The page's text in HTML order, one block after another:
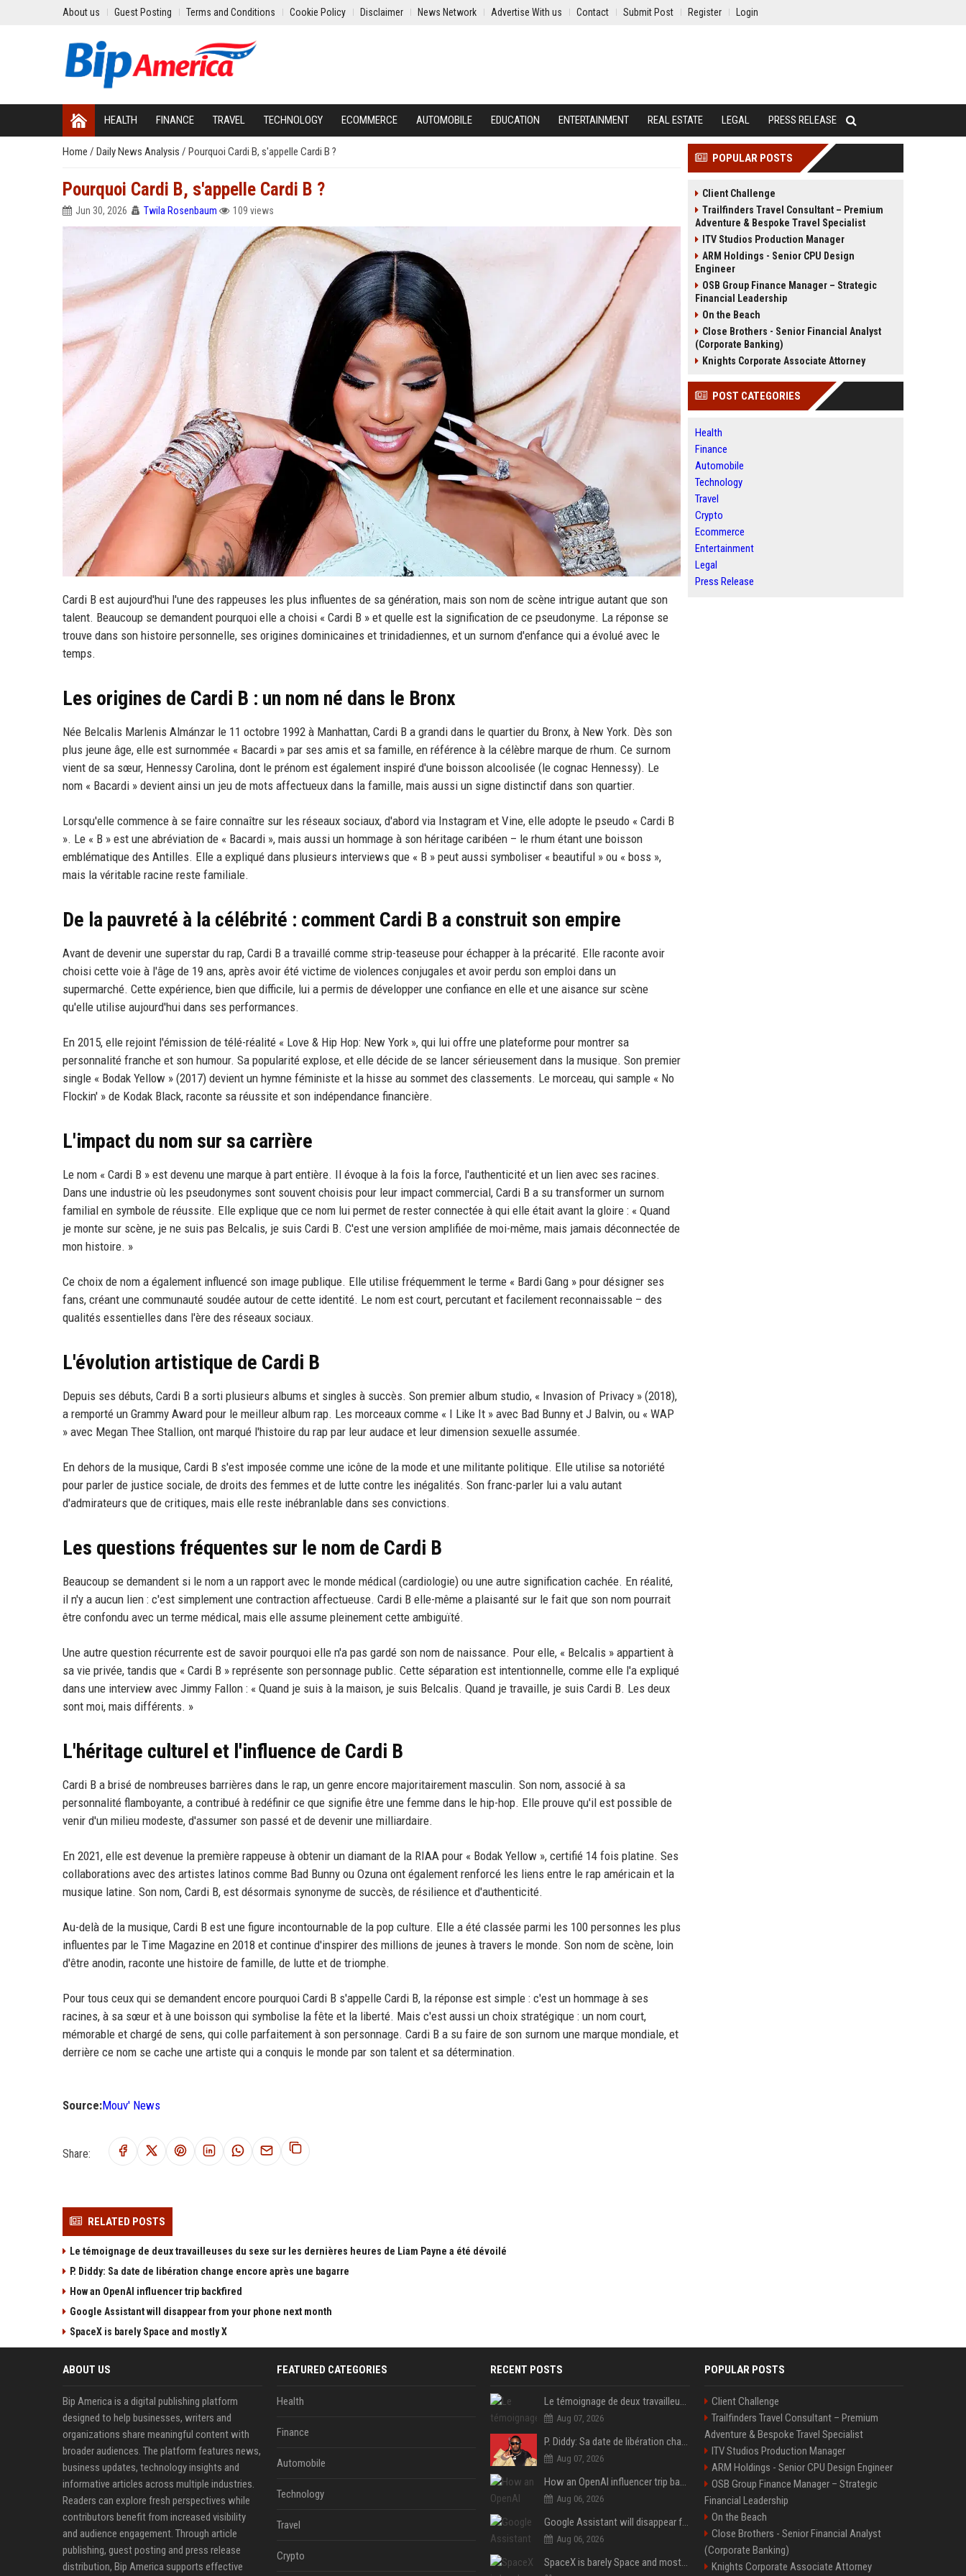
About us Guest Posting Terms and Conditions Cookie Policy Disclaimer News Network Advertise With us Contact Submit Post Register Login
HEALTH FINANCE TRAVEL TECHNOLOGY ECOMMERCE AUTOMOBILE EDUCATION ENTERTAINMENT REAL ESTATE LEGAL PRESS RELEASE
Home / Daily News Analysis / Pourquoi Cardi B, s'appelle Cardi B ?
Pourquoi Cardi B, s'appelle Cardi B ?
Jun 30, 2026 Twila Rosenbaum 109 views
Cardi B est aujourd'hui l'une des rappeuses les plus influentes de sa génération, mais son nom de scène intrigue autant que son
talent. Beaucoup se demandent pourquoi elle a choisi « Cardi B » et quelle est la signification de ce pseudonyme. La réponse se
trouve dans son histoire personnelle, ses origines dominicaines et trinidadiennes, et un surnom d'enfance qui a évolué avec le
temps.
Les origines de Cardi B : un nom né dans le Bronx
Née Belcalis Marlenis Almánzar le 11 octobre 1992 à Manhattan, Cardi B a grandi dans le quartier du Bronx, à New York. Dès son
plus jeune âge, elle est surnommée « Bacardi » par ses amis et sa famille, en référence à la célèbre marque de rhum. Ce surnom
vient de sa sœur, Hennessy Carolina, dont le prénom est également inspiré d'une boisson alcoolisée (le cognac Hennessy). Le
nom « Bacardi » devient ainsi un jeu de mots affectueux dans la famille, mais aussi un signe distinctif dans son quartier.
Lorsqu'elle commence à se faire connaître sur les réseaux sociaux, d'abord via Instagram et Vine, elle adopte le pseudo « Cardi B
». Le « B » est une abréviation de « Bacardi », mais aussi un hommage à son héritage caribéen – le rhum étant une boisson
emblématique des Antilles. Elle a expliqué dans plusieurs interviews que « B » peut aussi symboliser « beautiful » ou « boss »,
mais la véritable racine reste familiale.
De la pauvreté à la célébrité : comment Cardi B a construit son empire
Avant de devenir une superstar du rap, Cardi B a travaillé comme strip-teaseuse pour échapper à la précarité. Elle raconte avoir
choisi cette voie à l'âge de 19 ans, après avoir été victime de violences conjugales et avoir perdu son emploi dans un
supermarché. Cette expérience, bien que difficile, lui a permis de développer une confiance en elle et une aisance sur scène
qu'elle utilise aujourd'hui dans ses performances.
En 2015, elle rejoint l'émission de télé-réalité « Love & Hip Hop: New York », qui lui offre une plateforme pour montrer sa
personnalité franche et son humour. Sa popularité explose, et elle décide de se lancer sérieusement dans la musique. Son premier
single « Bodak Yellow » (2017) devient un hymne féministe et la hisse au sommet des classements. Le morceau, qui sample « No
Flockin' » de Kodak Black, raconte sa réussite et son indépendance financière.
L'impact du nom sur sa carrière
Le nom « Cardi B » est devenu une marque à part entière. Il évoque à la fois la force, l'authenticité et un lien avec ses racines.
Dans une industrie où les pseudonymes sont souvent choisis pour leur impact commercial, Cardi B a su transformer un surnom
familial en symbole de réussite. Elle explique que ce nom lui permet de rester connectée à qui elle était avant la gloire : « Quand
je monte sur scène, je ne suis pas Belcalis, je suis Cardi B. C'est une version amplifiée de moi-même, mais jamais déconnectée de
mon histoire. »
Ce choix de nom a également influencé son image publique. Elle utilise fréquemment le terme « Bardi Gang » pour désigner ses
fans, créant une communauté soudée autour de cette identité. Le nom est court, percutant et facilement reconnaissable – des
qualités essentielles dans l'ère des réseaux sociaux.
L'évolution artistique de Cardi B
Depuis ses débuts, Cardi B a sorti plusieurs albums et singles à succès. Son premier album studio, « Invasion of Privacy » (2018),
a remporté un Grammy Award pour le meilleur album rap. Les morceaux comme « I Like It » avec Bad Bunny et J Balvin, ou « WAP
» avec Megan Thee Stallion, ont marqué l'histoire du rap par leur audace et leur dimension sexuelle assumée.
En dehors de la musique, Cardi B s'est imposée comme une icône de la mode et une militante politique. Elle utilise sa notoriété
pour parler de justice sociale, de droits des femmes et de lutte contre les inégalités. Son franc-parler lui a valu autant
d'admirateurs que de critiques, mais elle reste inébranlable dans ses convictions.
Les questions fréquentes sur le nom de Cardi B
Beaucoup se demandent si le nom a un rapport avec le monde médical (cardiologie) ou une autre signification cachée. En réalité,
il n'y a aucun lien : c'est simplement une contraction affectueuse. Cardi B elle-même a plaisanté sur le fait que son nom pourrait
être confondu avec un terme médical, mais elle assume pleinement cette ambiguïté.
Une autre question récurrente est de savoir pourquoi elle n'a pas gardé son nom de naissance. Pour elle, « Belcalis » appartient à
sa vie privée, tandis que « Cardi B » représente son personnage public. Cette séparation est intentionnelle, comme elle l'a expliqué
dans une interview avec Jimmy Fallon : « Quand je suis à la maison, je suis Belcalis. Quand je travaille, je suis Cardi B. Les deux
sont moi, mais différents. »
L'héritage culturel et l'influence de Cardi B
Cardi B a brisé de nombreuses barrières dans le rap, un genre encore majoritairement masculin. Son nom, associé à sa
personnalité flamboyante, a contribué à redéfinir ce que signifie être une femme dans le hip-hop. Elle prouve qu'il est possible de
venir d'un milieu modeste, d'assumer son passé et de devenir une milliardaire.
En 2021, elle est devenue la première rappeuse à obtenir un diamant de la RIAA pour « Bodak Yellow », certifié 14 fois platine. Ses
collaborations avec des artistes latinos comme Bad Bunny ou Ozuna ont également renforcé les liens entre le rap américain et la
musique latine. Son nom, Cardi B, est désormais synonyme de succès, de résilience et d'authenticité.
Au-delà de la musique, Cardi B est une figure incontournable de la pop culture. Elle a été classée parmi les 100 personnes les plus
influentes par le Time Magazine en 2018 et continue d'inspirer des millions de jeunes à travers le monde. Son nom de scène, loin
d'être anodin, raconte une histoire de famille, de lutte et de triomphe.
Pour tous ceux qui se demandent encore pourquoi Cardi B s'appelle Cardi B, la réponse est simple : c'est un hommage à ses
racines, à sa sœur et à une boisson qui symbolise la fête et la liberté. Mais c'est aussi un choix stratégique : un nom court,
mémorable et chargé de sens, qui colle parfaitement à son personnage. Cardi B a su faire de son surnom une marque mondiale, et
derrière ce nom se cache une artiste qui a conquis le monde par son talent et sa détermination.
Source:Mouv' News
Share:
RELATED POSTS
Le témoignage de deux travailleuses du sexe sur les dernières heures de Liam Payne a été dévoilé
P. Diddy: Sa date de libération change encore après une bagarre
How an OpenAI influencer trip backfired
Google Assistant will disappear from your phone next month
SpaceX is barely Space and mostly X
POPULAR POSTS
Client Challenge
Trailfinders Travel Consultant – Premium
Adventure & Bespoke Travel Specialist
ITV Studios Production Manager
ARM Holdings - Senior CPU Design
Engineer
OSB Group Finance Manager – Strategic
Financial Leadership
On the Beach
Close Brothers - Senior Financial Analyst
(Corporate Banking)
Knights Corporate Associate Attorney
POST CATEGORIES
Health
Finance
Automobile
Technology
Travel
Crypto
Ecommerce
Entertainment
Legal
Press Release
ABOUT US
Bip America is a digital publishing platform
designed to help businesses, writers and
organizations share meaningful content with
broader audiences. The platform features news,
business updates, technology insights and
informative articles across multiple industries.
Readers can explore fresh perspectives while
contributors benefit from increased visibility
and audience engagement. Through article
publishing, guest posting and press release
distribution, Bip America supports effective
FEATURED CATEGORIES
Health
Finance
Automobile
Technology
Travel
Crypto
RECENT POSTS
Le témoignage de deux travailleuses du sexe sur les dernières heures de Liam Payne a été dévoilé
Aug 07, 2026
P. Diddy: Sa date de libération change encore après une bagarre
Aug 07, 2026
How an OpenAI influencer trip backfired
Aug 06, 2026
Google Assistant will disappear from your phone next month
Aug 06, 2026
SpaceX is barely Space and mostly X
POPULAR POSTS
Client Challenge
Trailfinders Travel Consultant – Premium
Adventure & Bespoke Travel Specialist
ITV Studios Production Manager
ARM Holdings - Senior CPU Design Engineer
OSB Group Finance Manager – Strategic
Financial Leadership
On the Beach
Close Brothers - Senior Financial Analyst
(Corporate Banking)
Knights Corporate Associate Attorney